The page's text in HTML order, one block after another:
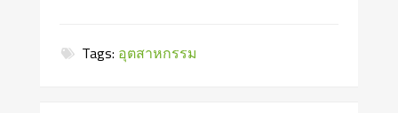
Tags: อุตสาหกรรม